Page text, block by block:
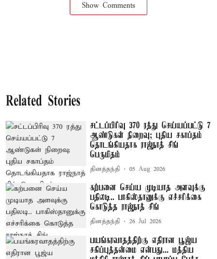
Show Comments
Related Stories
சட்டப்பிரிவு 370 ரத்து செய்யப்பட்டு 7
ஆண்டுகள் நிறைவு; புதிய சகாப்தம்
தொடங்கியதாக ராஜ்நாத் சிங்
பெருமிதம்
தினத்தந்தி 05 Aug 2026
கற்பனை செய்ய முடியாத அளவுக்கு
பதிலடி.. பாகிஸ்தானுக்கு எச்சரிக்கை
கொடுத்த ராஜ்நாத் சிங்
தினத்தந்தி 26 Jul 2026
பயங்கரவாதத்திற்கு எதிரான பூஜ்ய
சகிப்புத்தன்மை என்பது... மத்திய